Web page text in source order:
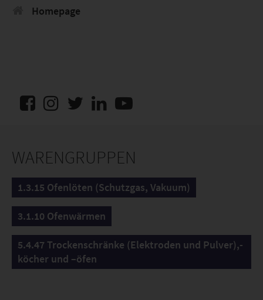
Homepage
WARENGRUPPEN
1.3.15 Ofenlöten (Schutzgas, Vakuum)
3.1.10 Ofenwärmen
5.4.47 Trockenschränke (Elektroden und Pulver),-
köcher und –öfen